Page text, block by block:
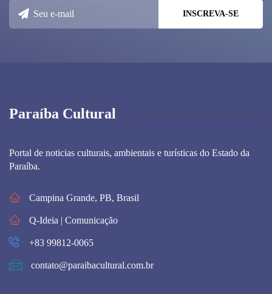
Paraíba Cultural
Portal de noticias culturais, ambientais e turísticas do Estado da
Paraíba.
Campina Grande, PB, Brasil
Q-Ideia | Comunicação
+83 99812-0065
contato@paraibacultural.com.br